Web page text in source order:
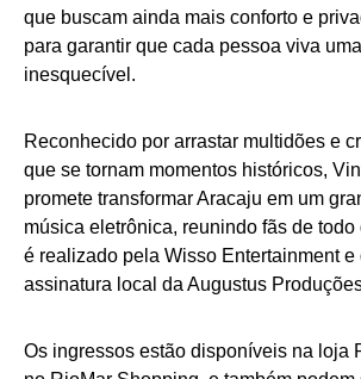
que buscam ainda mais conforto e
para garantir que cada pessoa viva
inesquecível.
Reconhecido por arrastar multidões e
que se tornam momentos históricos,
promete transformar Aracaju em um
música eletrônica, reunindo fãs de todo
é realizado pela Wisso Entertainment e
assinatura local da Augustus
Os ingressos estão disponíveis na loja